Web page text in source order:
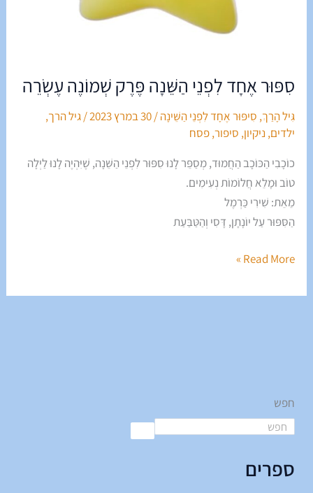
סִפּוּר אֶחָד לִפְנֵי הַשֵּׁנָה פֶּרֶק שְׁמוֹנֶה עֶשְׂרֵה
גִּיל הָרַךְ, סִיפּוּר אֶחָד לִפְנֵי הַשֵּׁינָה/30 במרץ 2023 /גיל הרך,
ילדים, ניקיון, סיפור,פסח
כוֹכָבִי הַכּוֹכָב הַחֲמוּד, מְסַפֵּר לָנוּ סִפּוּר לִפְנֵי הַשֵּׁנָה, שֶׁיִּהְיֶה לָנוּ לַיְלָה
טוֹב וּמָלֵא חֲלוֹמוֹת נְעִימִים.
מֵאֵת: שִׁירִי כַּרְמֶל
הַסִּפּוּר עַל יוֹנָתָן, דָּסִי וְהַטַּבַּעַת
Read More »
חפש
ספרים